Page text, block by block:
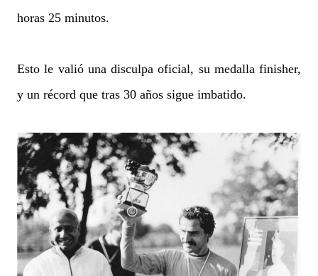
horas 25 minutos.
Esto le valió una disculpa oficial, su medalla finisher,
y un récord que tras 30 años sigue imbatido.